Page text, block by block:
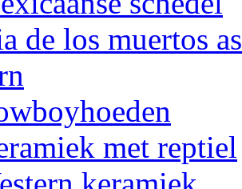
de los muertos
met reptiel